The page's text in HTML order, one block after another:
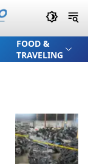
FOOD &
TRAVELING